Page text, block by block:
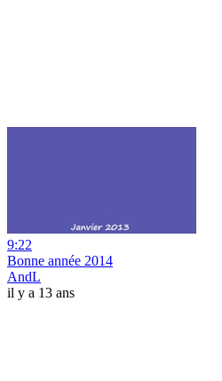
9:22
Bonne année 2014
AndL
il y a 13 ans